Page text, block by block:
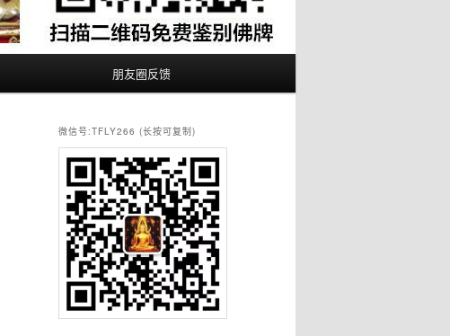
朋友圈反馈
微信号:TFLY266 (长按可复制)